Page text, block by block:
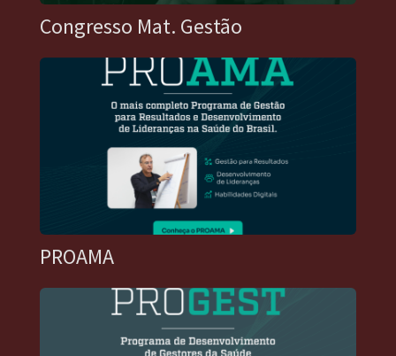
Congresso Mat. Gestão
PROAMA